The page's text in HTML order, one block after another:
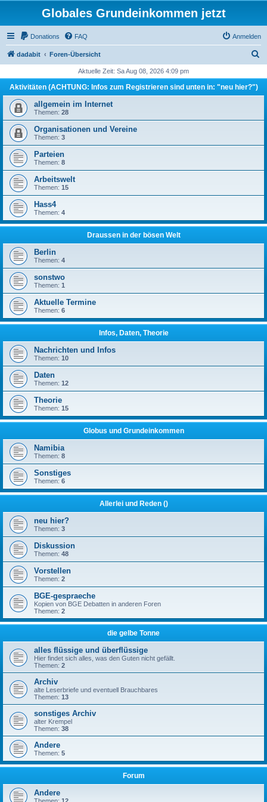
Globales Grundeinkommen jetzt
Donations FAQ Anmelden
dadabit Foren-Übersicht
h
Aktuelle Zeit: Sa Aug 08, 2026 4:09 pm
Aktivitäten (ACHTUNG: Infos zum Registrieren sind unten in: "neu hier?")
allgemein im Internet
Themen: 28
Organisationen und Vereine
Themen: 3
Parteien
Themen: 8
Arbeitswelt
Themen: 15
Hass4
Themen: 4
Draussen in der bösen Welt
Berlin
Themen: 4
sonstwo
Themen: 1
Aktuelle Termine
Themen: 6
Infos, Daten, Theorie
Nachrichten und Infos
Themen: 10
Daten
Themen: 12
Theorie
Themen: 15
Globus und Grundeinkommen
Namibia
Themen: 8
Sonstiges
Themen: 6
Allerlei und Reden ()
neu hier?
Themen: 3
Diskussion
Themen: 48
Vorstellen
Themen: 2
BGE-gespraeche
Kopien von BGE Debatten in anderen Foren
Themen: 2
die gelbe Tonne
alles flüssige und überflüssige
Hier findet sich alles, was den Guten nicht gefällt.
Themen: 2
Archiv
alte Leserbriefe und eventuell Brauchbares
Themen: 13
sonstiges Archiv
alter Krempel
Themen: 38
Andere
Themen: 5
Forum
Andere